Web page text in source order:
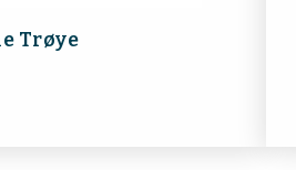
Trøye